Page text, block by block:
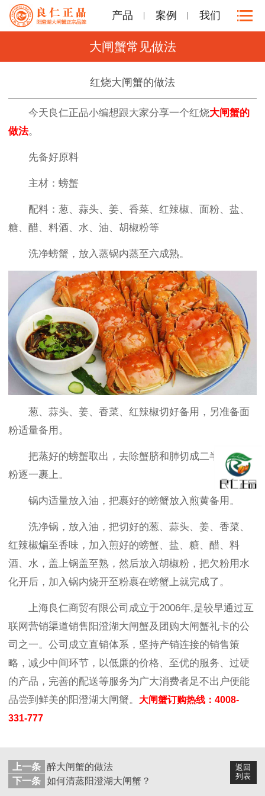
产品 案例 我们
大闸蟹常见做法
红烧大闸蟹的做法
今天良仁正品小编想跟大家分享一个红烧大闸蟹的
做法。
先备好原料
主材：螃蟹
配料：葱、蒜头、姜、香菜、红辣椒、面粉、盐、
糖、醋、料酒、水、油、胡椒粉等
洗净螃蟹，放入蒸锅内蒸至六成熟。
葱、蒜头、姜、香菜、红辣椒切好备用，另准备面
粉适量备用。
把蒸好的螃蟹取出，去除蟹脐和肺切成二半，用面
粉逐一裹上。
锅内适量放入油，把裹好的螃蟹放入煎黄备用。
洗净锅，放入油，把切好的葱、蒜头、姜、香菜、
红辣椒煸至香味，加入煎好的螃蟹、盐、糖、醋、料
酒、水，盖上锅盖至熟，然后放入胡椒粉，把欠粉用水
化开后，加入锅内烧开至粉裹在螃蟹上就完成了。
上海良仁商贸有限公司成立于2006年,是较早通过互
联网营销渠道销售阳澄湖大闸蟹及团购大闸蟹礼卡的公
司之一。公司成立直销体系，坚持产销连接的销售策
略，减少中间环节，以低廉的价格、至优的服务、过硬
的产品，完善的配送等服务为广大消费者足不出户便能
品尝到鲜美的阳澄湖大闸蟹。
大闸蟹订购热线：4008-
331-777
返回
列表
上一条 醉大闸蟹的做法
下一条 如何清蒸阳澄湖大闸蟹？